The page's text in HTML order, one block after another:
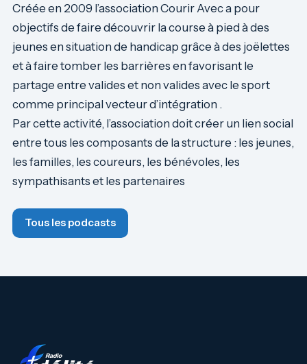
Créée en 2009 l’association Courir Avec a pour
objectifs de faire découvrir la course à pied à des
jeunes en situation de handicap grâce à des joëlettes
et à faire tomber les barrières en favorisant le
partage entre valides et non valides avec le sport
comme principal vecteur d’intégration .
Par cette activité, l’association doit créer un lien social
entre tous les composants de la structure : les jeunes,
les familles, les coureurs, les bénévoles, les
sympathisants et les partenaires
Tous les podcasts